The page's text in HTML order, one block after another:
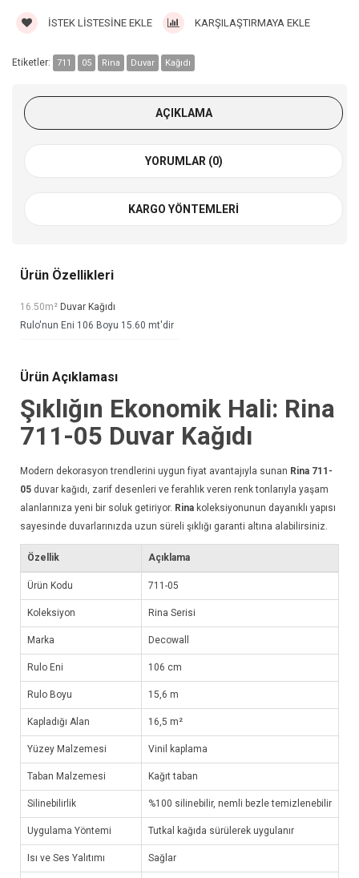
İSTEK LISTESINE EKLE KARŞILAŞTIRMAYA EKLE
Etiketler: 711 05 Rina Duvar Kağıdı
AÇIKLAMA
YORUMLAR (0)
KARGO YÖNTEMLERI
Ürün Özellikleri
16.50m² Duvar Kağıdı
Rulo'nun Eni 106 Boyu 15.60 mt'dir
Ürün Açıklaması
Şıklığın Ekonomik Hali: Rina
711-05 Duvar Kağıdı
Modern dekorasyon trendlerini uygun fiyat avantajıyla sunan Rina 711-
05 duvar kağıdı , zarif desenleri ve ferahlık veren renk tonlarıyla yaşam
alanlarınıza yeni bir soluk getiriyor. Rina koleksiyonunun dayanıklı yapısı
sayesinde duvarlarınızda uzun süreli şıklığı garanti altına alabilirsiniz.
Özellik Açıklama
Ürün Kodu 711-05
Koleksiyon Rina Serisi
Marka Decowall
Rulo Eni 106 cm
Rulo Boyu 15,6 m
Kapladığı Alan 16,5 m²
Yüzey Malzemesi Vinil kaplama
Taban Malzemesi Kağıt taban
Silinebilirlik %100 silinebilir, nemli bezle temizlenebilir
Uygulama Yöntemi Tutkal kağıda sürülerek uygulanır
Isı ve Ses Yalıtımı Sağlar